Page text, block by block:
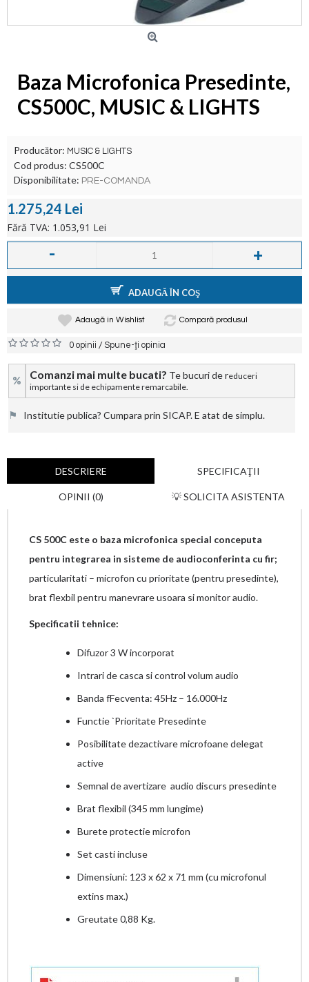
Baza Microfonica Presedinte,
CS500C, MUSIC & LIGHTS
Producător: MUSIC & LIGHTS
Cod produs: CS500C
Disponibilitate: PRE-COMANDA
1.275,24 Lei
Fără TVA: 1.053,91 Lei
- +
ADAUGĂ ÎN COŞ
Adaugă in Wishlist Compară produsul
0 opinii /Spune-ţi opinia
% Comanzi mai multe bucati? Te bucuri de reduceri
importante si de echipamente remarcabile.
⚑ Institutie publica? Cumpara prin SICAP. E atat de simplu.
DESCRIERE SPECIFICAŢII
OPINII (0) 💡 SOLICITA ASISTENTA
CS 500C este o baza microfonica special conceputa
pentru integrarea in sisteme de audioconferinta cu fir;
particularitati – microfon cu prioritate (pentru presedinte),
brat flexbil pentru manevrare usoara si monitor audio.
Specificatii tehnice:
Difuzor 3 W incorporat
Intrari de casca si control volum audio
Banda fFecventa: 45Hz – 16.000Hz
Functie `Prioritate Presedinte
Posibilitate dezactivare microfoane delegat
active
Semnal de avertizare audio discurs presedinte
Brat flexibil (345 mm lungime)
Burete protectie microfon
Set casti incluse
Dimensiuni: 123 x 62 x 71 mm (cu microfonul
extins max.)
Greutate 0,88 Kg.